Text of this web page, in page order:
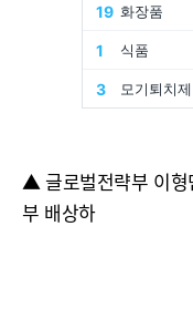
▲ 글로벌전략부 이
부 배상하